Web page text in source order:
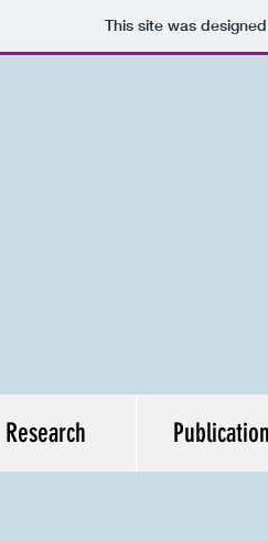
This site was
Publications
Research